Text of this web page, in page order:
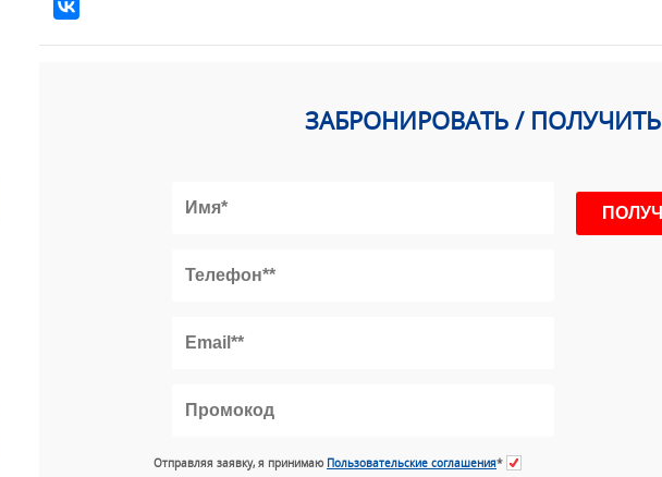
ЗАБРОНИРОВАТЬ /
Отправляя заявку, я принимаю Пользовательские соглашения*